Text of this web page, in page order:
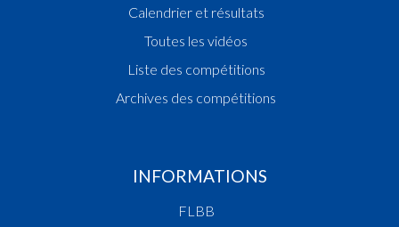
Calendrier et résultats
Toutes les vidéos
Liste des compétitions
Archives des compétitions
INFORMATIONS
FLBB